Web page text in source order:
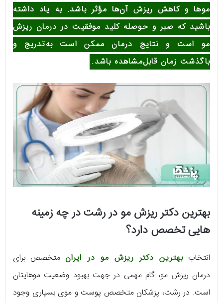
موها و کاهش ریزش آن‌ها مؤثر باشد.به یاد داشته
باشید که صبر و حوصله کلید موفقیت در درمان ریزش
مو است و نتایج درمان ممکن است به‌تدریج و
باگذشت زمان قابل‌مشاهده باشد.
بهترین دکتر ریزش مو در رشت در چه زمینه
هایی تخصص دارد؟
انتخاب بهترین دکتر ریزش مو در ایران متخصص برای
درمان ریزش مو، گام مهمی در جهت بهبود وضعیت موهایتان
است. در رشت، پزشکان متخصص پوست و موی بسیاری وجود